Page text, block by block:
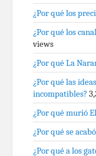
¿Por qué los
¿Por qué los
views
¿Por qué La
¿Por qué las
incompatibles?
¿Por qué murió
¿Por qué se
¿Por qué a los